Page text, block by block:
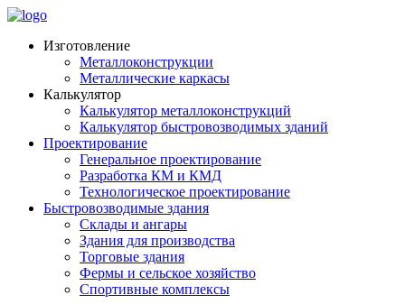
Изготовление
Металлоконструкции
Металлические каркасы
Калькулятор
Калькулятор металлоконструкций
Калькулятор быстровозводимых зданий
Проектирование
Генеральное проектирование
Разработка КМ и КМД
Технологическое проектирование
Быстровозводимые здания
Склады и ангары
Здания для производства
Торговые здания
Фермы и сельское хозяйство
Спортивные комплексы